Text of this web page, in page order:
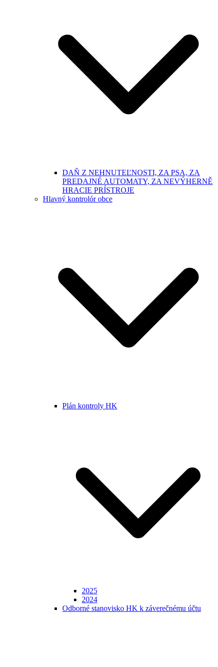
DAŇ Z NEHNUTEĽNOSTI, ZA PSA, ZA
PREDAJNÉ AUTOMATY, ZA NEVÝHERNĚ
HRACIE PRÍSTROJE
Hlavný kontrolór obce
Plán kontroly HK
2025
2024
Odborné stanovisko HK k záverečnému účtu